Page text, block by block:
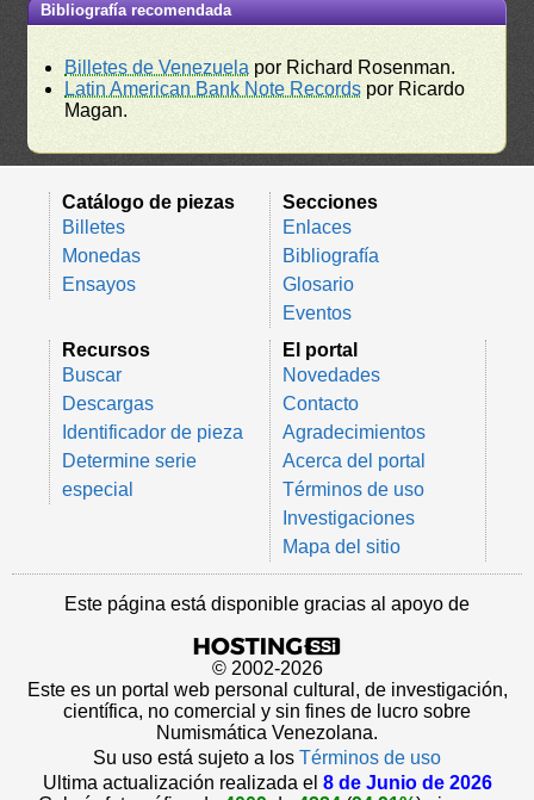
Bibliografía recomendada
Billetes de Venezuela por Richard Rosenman.
Latin American Bank Note Records por Ricardo
Magan.
Catálogo de piezas
Billetes
Monedas
Ensayos
Secciones
Enlaces
Bibliografía
Glosario
Eventos
Recursos
Buscar
Descargas
Identificador de pieza
Determine serie
especial
El portal
Novedades
Contacto
Agradecimientos
Acerca del portal
Términos de uso
Investigaciones
Mapa del sitio
Este página está disponible gracias al apoyo de
© 2002-2026
Este es un portal web personal cultural, de investigación,
científica, no comercial y sin fines de lucro sobre
Numismática Venezolana.
Su uso está sujeto a los Términos de uso
Ultima actualización realizada el 8 de Junio de 2026